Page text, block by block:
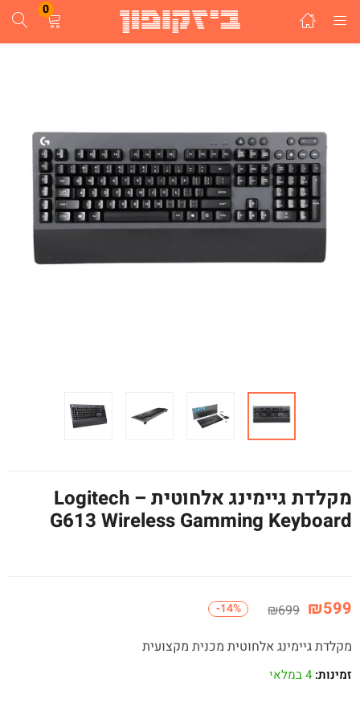
0
התחבר
זכור אותי
התחבר
מקלדת גיימינג אלחוטית – Logitech
G613 Wireless Gamming Keyboard
₪599
₪699
-14%
מקלדת גיימינג אלחוטית מכנית מקצועית
זמינות: 4 במלאי